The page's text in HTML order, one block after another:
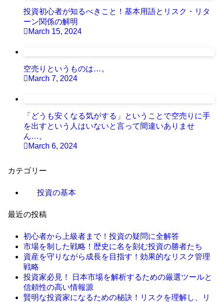
投資初心者が知るべきこと！基本用語とリスク・リタ
ーン関係の解明
March 15, 2024
空売りというものは…。
March 7, 2024
「どうも安くなる気がする」ということで空売りに手
を出すという人はいないと言って間違いありませ
ん…。
March 6, 2024
カテゴリー
投資の基本
最近の投稿
初心者から上級者まで！投資の疑問に全解答
市場を制した戦略！歴史に名を刻む投資の勝者たち
資産を守りながら成長を目指す！効果的なリスク管理
戦略
投資家必見！ 日本市場を解析するための厳選ツールと
信頼性の高い情報源
賢明な投資家になるための秘訣！リスクを理解し、リ